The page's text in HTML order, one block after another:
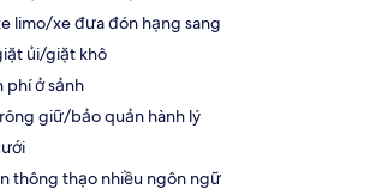
limo/xe đưa đón hạng sang
ủi/giặt khô
phí ở sảnh
giữ/bảo quản hành lý
thông thạo nhiều ngôn ngữ